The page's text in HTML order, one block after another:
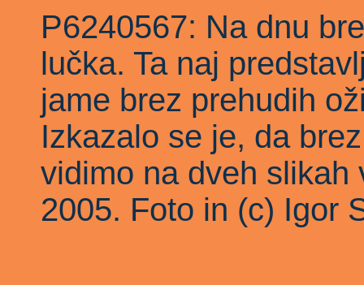
P6240567: Na dnu
lučka. Ta naj
jame brez prehudih
Izkazalo se je, da
vidimo na dveh slikah
2005. Foto in (c) Igor